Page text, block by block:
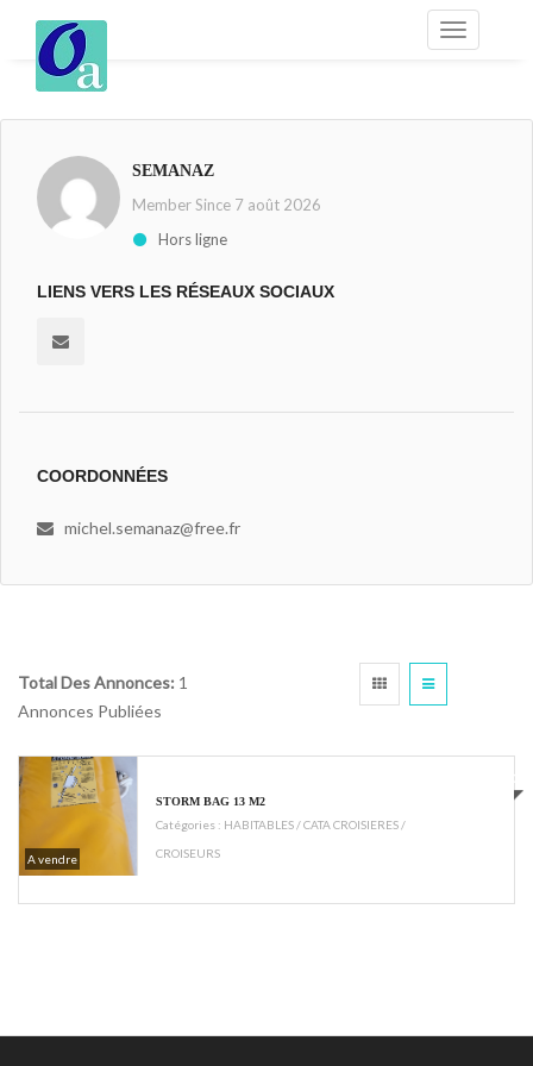
SEMANAZ
Member Since 7 août 2026
Hors ligne
LIENS VERS LES RÉSEAUX SOCIAUX
COORDONNÉES
michel.semanaz@free.fr
Total Des Annonces: 1
Annonces Publiées
A vendre
€1350
STORM BAG 13 M2
Catégories : HABITABLES / CATA CROISIERES /
CROISEURS